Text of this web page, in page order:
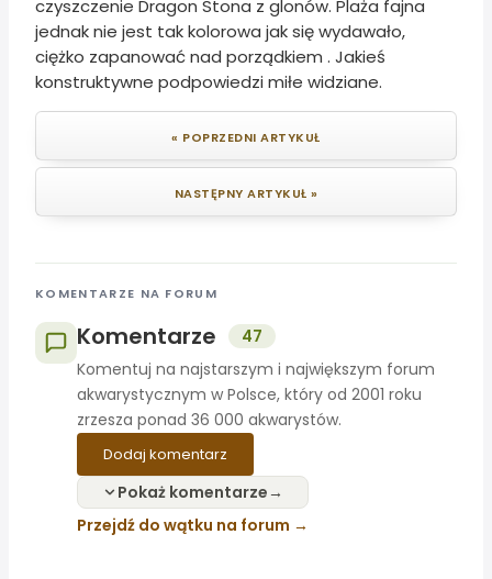
czyszczenie Dragon Stona z glonów. Plaża fajna
jednak nie jest tak kolorowa jak się wydawało,
ciężko zapanować nad porządkiem . Jakieś
konstruktywne podpowiedzi miłe widziane.
« POPRZEDNI ARTYKUŁ
NASTĘPNY ARTYKUŁ »
KOMENTARZE NA FORUM
Komentarze
47
Komentuj na najstarszym i największym forum
akwarystycznym w Polsce, który od 2001 roku
zrzesza ponad 36 000 akwarystów.
Dodaj komentarz
Pokaż komentarze
Przejdź do wątku na forum